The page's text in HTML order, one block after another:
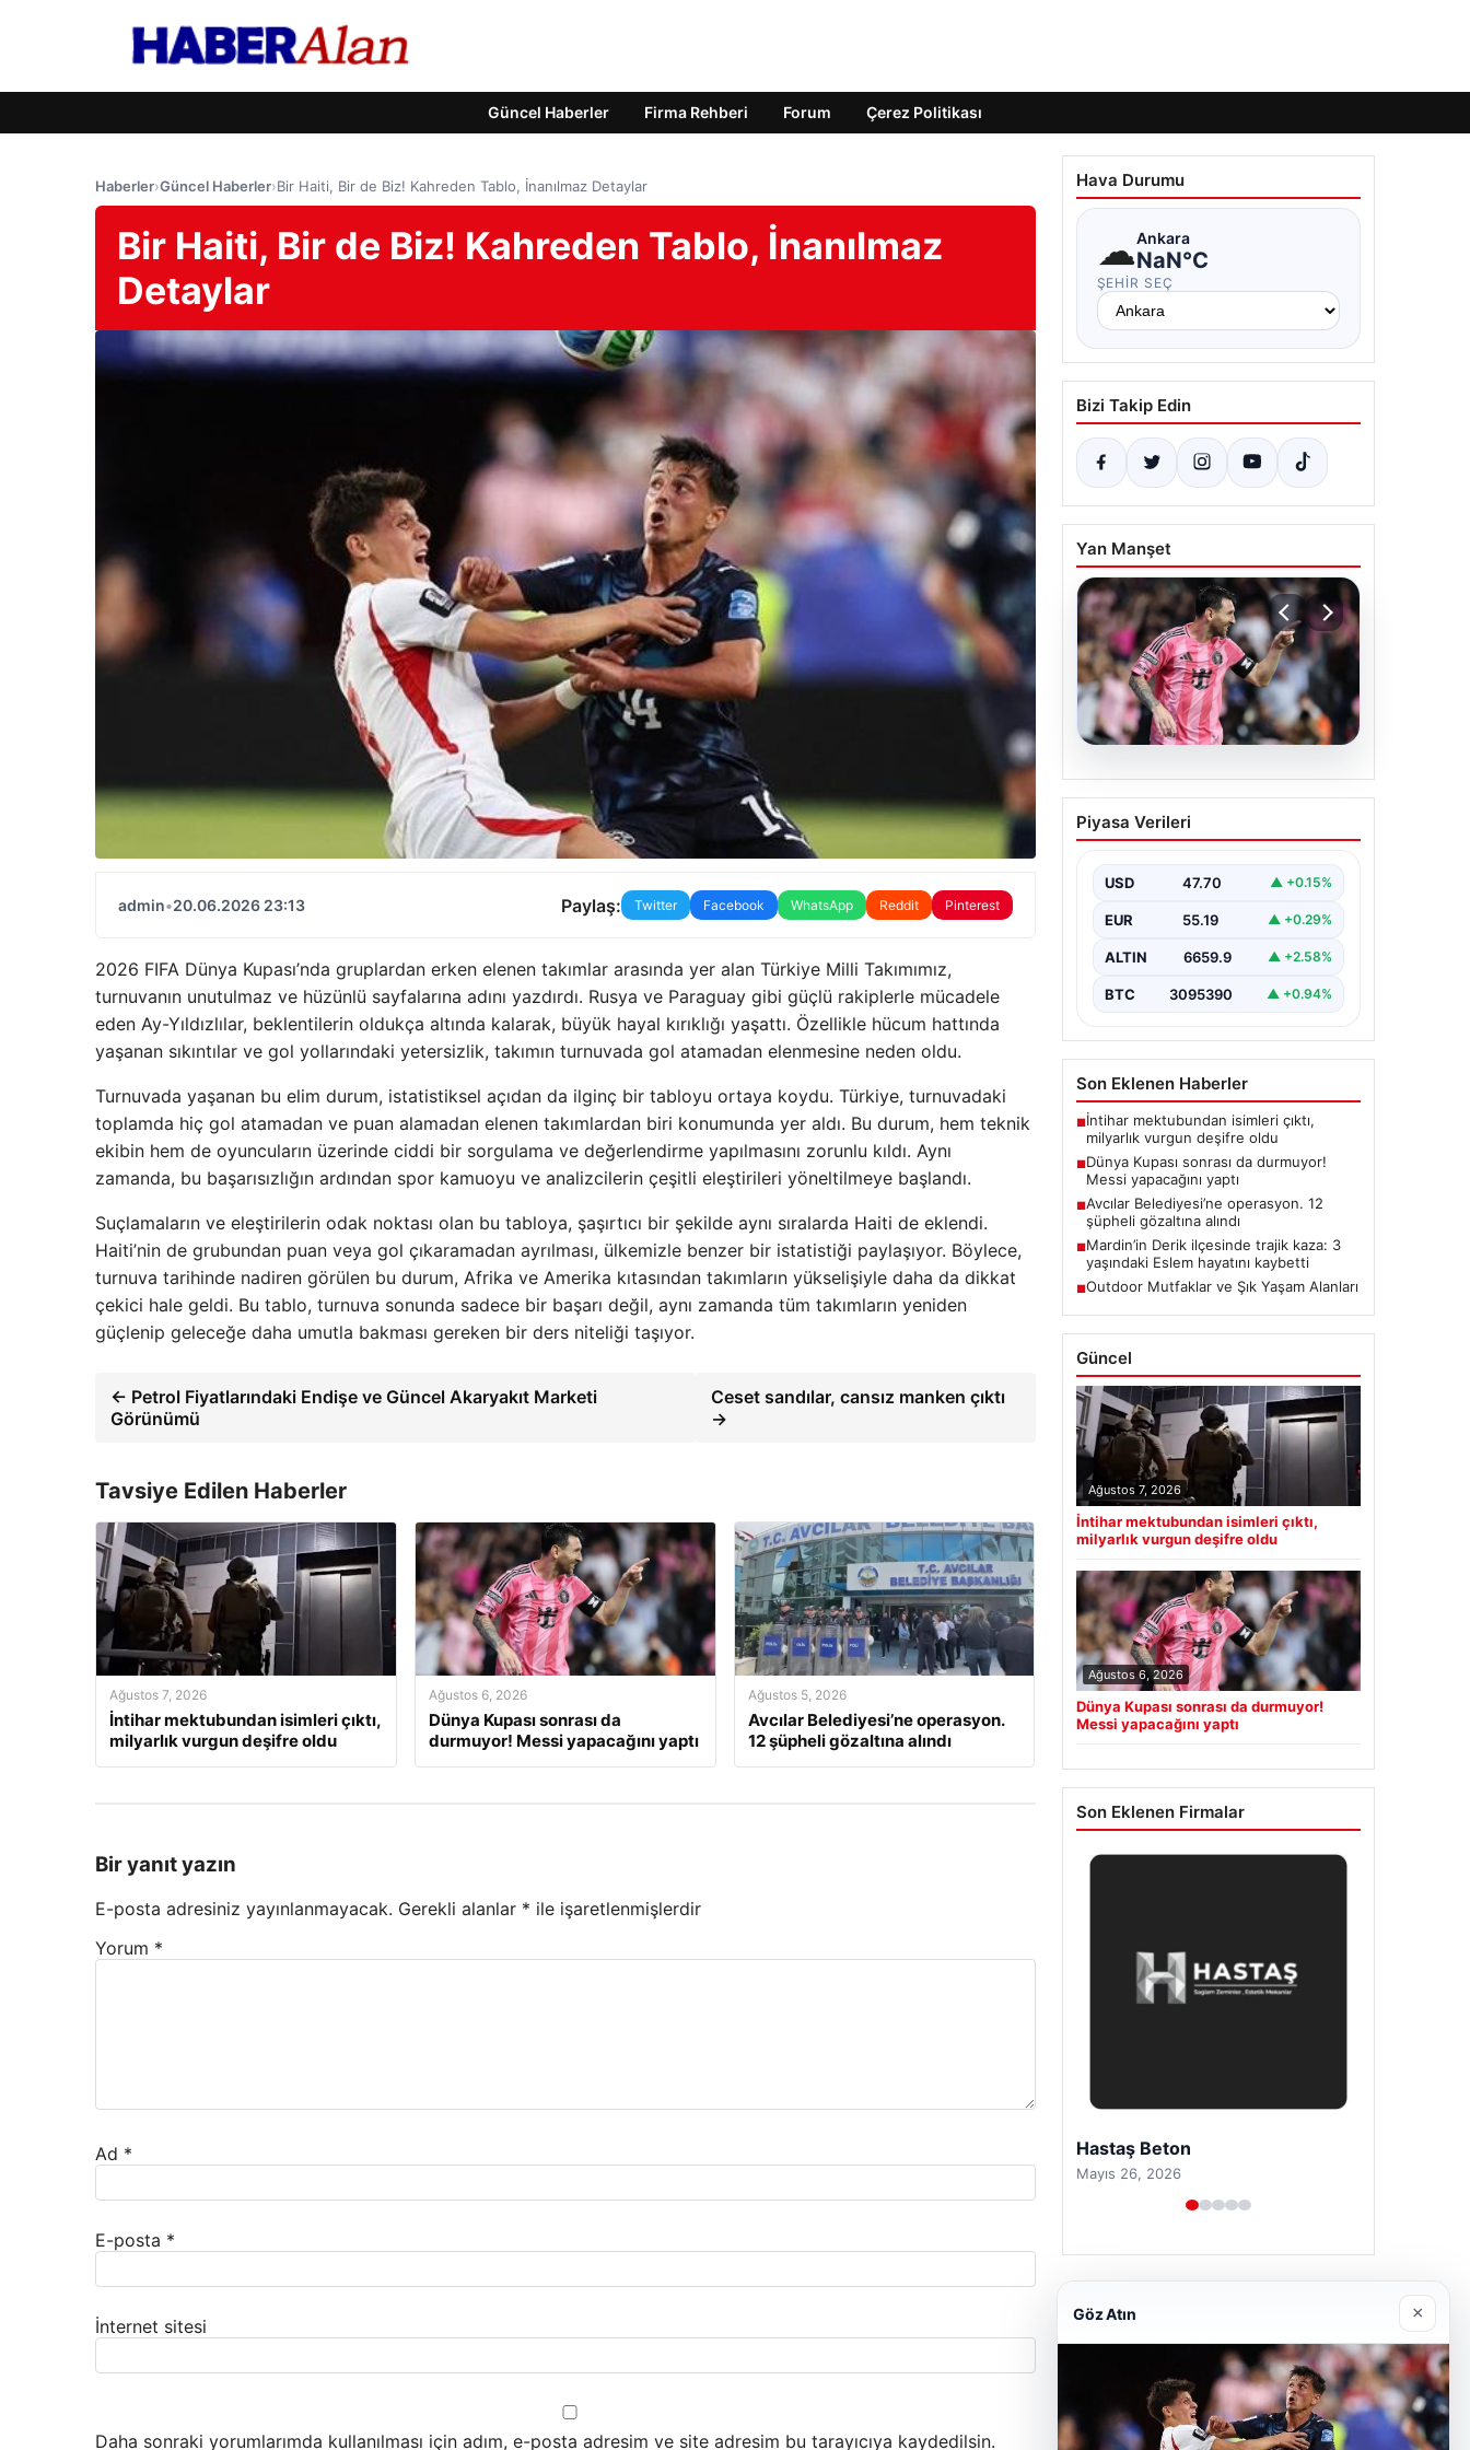
Güncel Haberler Firma Rehberi Forum Çerez Politikası
Haberler›Güncel Haberler›Bir Haiti, Bir de Biz! Kahreden Tablo, İnanılmaz Detaylar
Bir Haiti, Bir de Biz! Kahreden Tablo, İnanılmaz
Detaylar
admin•20.06.2026 23:13 Paylaş: Twitter Facebook WhatsApp Reddit Pinterest
2026 FIFA Dünya Kupası’nda gruplardan erken elenen takımlar arasında yer alan Türkiye Milli Takımımız,
turnuvanın unutulmaz ve hüzünlü sayfalarına adını yazdırdı. Rusya ve Paraguay gibi güçlü rakiplerle mücadele
eden Ay-Yıldızlılar, beklentilerin oldukça altında kalarak, büyük hayal kırıklığı yaşattı. Özellikle hücum hattında
yaşanan sıkıntılar ve gol yollarındaki yetersizlik, takımın turnuvada gol atamadan elenmesine neden oldu.
Turnuvada yaşanan bu elim durum, istatistiksel açıdan da ilginç bir tabloyu ortaya koydu. Türkiye, turnuvadaki
toplamda hiç gol atamadan ve puan alamadan elenen takımlardan biri konumunda yer aldı. Bu durum, hem teknik
ekibin hem de oyuncuların üzerinde ciddi bir sorgulama ve değerlendirme yapılmasını zorunlu kıldı. Aynı
zamanda, bu başarısızlığın ardından spor kamuoyu ve analizcilerin çeşitli eleştirileri yöneltilmeye başlandı.
Suçlamaların ve eleştirilerin odak noktası olan bu tabloya, şaşırtıcı bir şekilde aynı sıralarda Haiti de eklendi.
Haiti’nin de grubundan puan veya gol çıkaramadan ayrılması, ülkemizle benzer bir istatistiği paylaşıyor. Böylece,
turnuva tarihinde nadiren görülen bu durum, Afrika ve Amerika kıtasından takımların yükselişiyle daha da dikkat
çekici hale geldi. Bu tablo, turnuva sonunda sadece bir başarı değil, aynı zamanda tüm takımların yeniden
güçlenip geleceğe daha umutla bakması gereken bir ders niteliği taşıyor.
← Petrol Fiyatlarındaki Endişe ve Güncel Akaryakıt Marketi
Görünümü
Ceset sandılar, cansız manken çıktı
→
Tavsiye Edilen Haberler
Ağustos 7, 2026
İntihar mektubundan isimleri çıktı,
milyarlık vurgun deşifre oldu
Ağustos 6, 2026
Dünya Kupası sonrası da
durmuyor! Messi yapacağını yaptı
Ağustos 5, 2026
Avcılar Belediyesi’ne operasyon.
12 şüpheli gözaltına alındı
Bir yanıt yazın
E-posta adresiniz yayınlanmayacak. Gerekli alanlar * ile işaretlenmişlerdir
Yorum *
Ad *
E-posta *
İnternet sitesi
Daha sonraki yorumlarımda kullanılması için adım, e-posta adresim ve site adresim bu tarayıcıya kaydedilsin.
Hava Durumu
☁Ankara
NaN°C
ŞEHIR SEÇ
Bizi Takip Edin
Yan Manşet
Dünya Kupası sonrası da
durmuyor! Messi
Piyasa Verileri
USD 47.70 ▲ +0.15%
EUR 55.19 ▲ +0.29%
ALTIN 6659.9 ▲ +2.58%
BTC 3095390 ▲ +0.94%
Son Eklenen Haberler
■İntihar mektubundan isimleri çıktı,
milyarlık vurgun deşifre oldu
■Dünya Kupası sonrası da durmuyor!
Messi yapacağını yaptı
■Avcılar Belediyesi’ne operasyon. 12
şüpheli gözaltına alındı
■Mardin’in Derik ilçesinde trajik kaza: 3
yaşındaki Eslem hayatını kaybetti
■Outdoor Mutfaklar ve Şık Yaşam Alanları
Güncel
Ağustos 7, 2026
İntihar mektubundan isimleri çıktı,
milyarlık vurgun deşifre oldu
Ağustos 6, 2026
Dünya Kupası sonrası da durmuyor!
Messi yapacağını yaptı
Son Eklenen Firmalar
Hastaş Beton
Mayıs 26, 2026
Göz Atın ×